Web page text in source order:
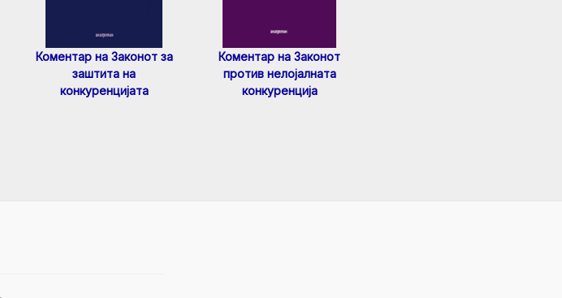
Коментар на Законот за
заштита на
конкуренцијата
Коментар на Законот
против нелојалната
конкуренција